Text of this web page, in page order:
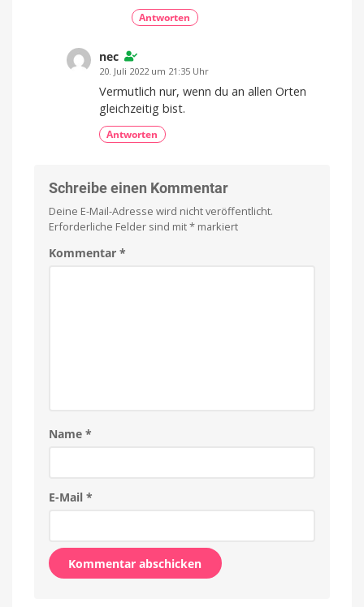
Antworten
nec
20. Juli 2022 um 21:35 Uhr
Vermutlich nur, wenn du an allen Orten
gleichzeitig bist.
Antworten
Schreibe einen Kommentar
Deine E-Mail-Adresse wird nicht veröffentlicht.
Erforderliche Felder sind mit* markiert
Kommentar *
Name *
E-Mail *